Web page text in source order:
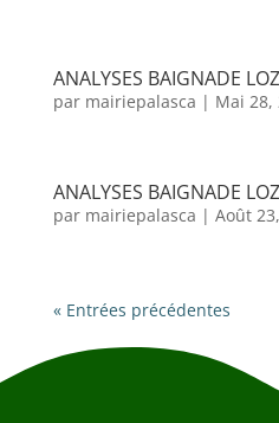
ANALYSES BAIGNADE
par mairiepalasca | Mai 28,
ANALYSES BAIGNADE
par mairiepalasca | Août
« Entrées précédentes